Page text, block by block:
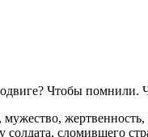
Чтобы
мужество,
сломившего